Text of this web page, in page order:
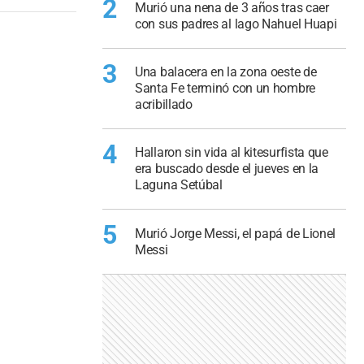
2
Murió una nena de 3 años tras caer
con sus padres al lago Nahuel Huapi
3
Una balacera en la zona oeste de
Santa Fe terminó con un hombre
acribillado
4
Hallaron sin vida al kitesurfista que
era buscado desde el jueves en la
Laguna Setúbal
5
Murió Jorge Messi, el papá de Lionel
Messi